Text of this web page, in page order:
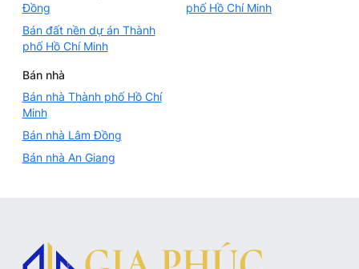
Đồng
Bán đất nền dự án Thành
phố Hồ Chí Minh
phố Hồ Chí Minh
Bán nhà
Bán nhà Thành phố Hồ Chí
Minh
Bán nhà Lâm Đồng
Bán nhà An Giang